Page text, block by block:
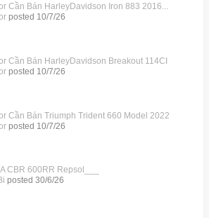
Cần Bán HarleyDavidson Iron 883 2016...
posted 10/7/26
Cần Bán HarleyDavidson Breakout 114CI
posted 10/7/26
Cần Bán Triumph Trident 660 Model 2022
posted 10/7/26
CBR 600RR Repsol___
posted 30/6/26